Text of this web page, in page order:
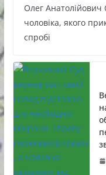
Олег
чоловіка, якого
спробі